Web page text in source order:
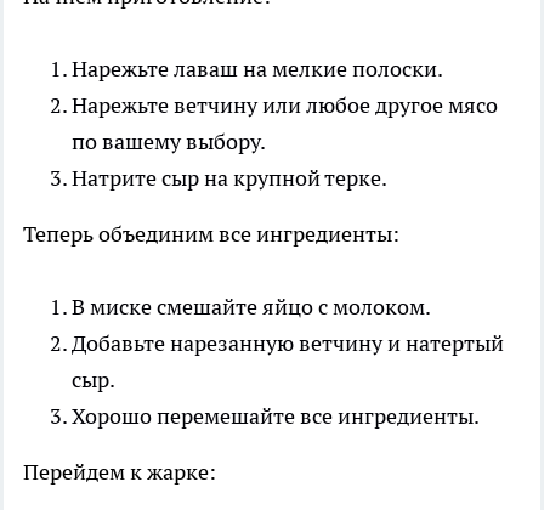
Нарежьте лаваш на мелкие полоски.
Нарежьте ветчину или любое другое мясо
по вашему выбору.
Натрите сыр на крупной терке.
Теперь объединим все ингредиенты:
В миске смешайте яйцо с молоком.
Добавьте нарезанную ветчину и натертый
сыр.
Хорошо перемешайте все ингредиенты.
Перейдем к жарке: